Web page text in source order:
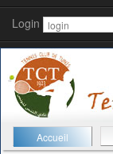
Login
Accueil